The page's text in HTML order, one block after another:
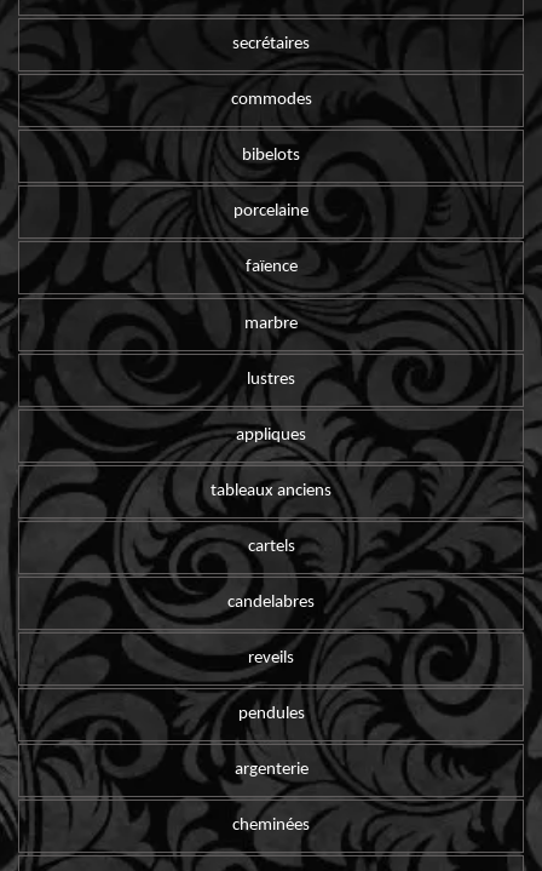
secrétaires
commodes
bibelots
porcelaine
faïence
marbre
lustres
appliques
tableaux anciens
cartels
candelabres
reveils
pendules
argenterie
cheminées